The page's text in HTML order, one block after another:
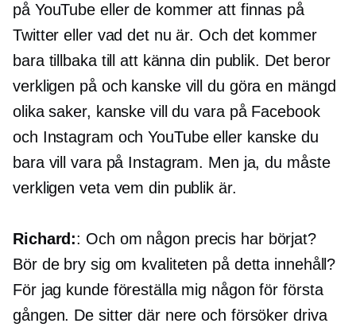
på YouTube eller de kommer att finnas på
Twitter eller vad det nu är. Och det kommer
bara tillbaka till att känna din publik. Det beror
verkligen på och kanske vill du göra en mängd
olika saker, kanske vill du vara på Facebook
och Instagram och YouTube eller kanske du
bara vill vara på Instagram. Men ja, du måste
verkligen veta vem din publik är.
Richard:: Och om någon precis har börjat?
Bör de bry sig om kvaliteten på detta innehåll?
För jag kunde föreställa mig någon för första
gången. De sitter där nere och försöker driva